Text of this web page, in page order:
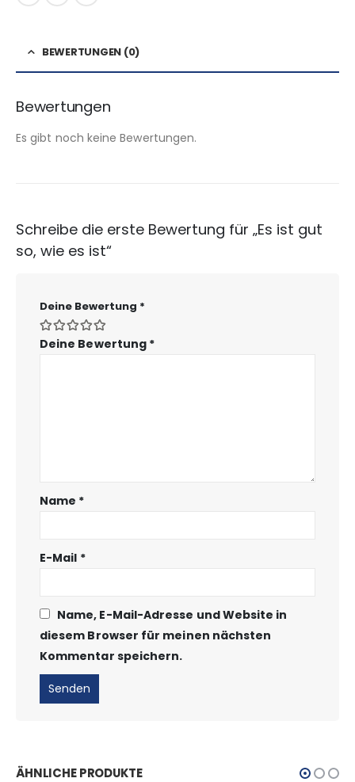
BEWERTUNGEN (0)
Bewertungen
Es gibt noch keine Bewertungen.
Schreibe die erste Bewertung für „Es ist gut
so, wie es ist“
Deine Bewertung *
Deine Bewertung *
Name *
E-Mail *
Name, E-Mail-Adresse und Website in
diesem Browser für meinen nächsten
Kommentar speichern.
ÄHNLICHE PRODUKTE